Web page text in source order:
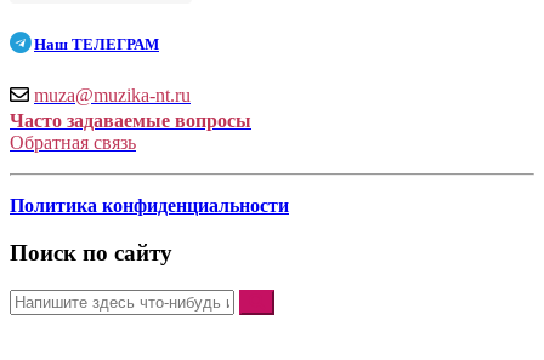
Наш ТЕЛЕГРАМ
muza@muzika-nt.ru
Часто задаваемые вопросы
Обратная связь
Политика конфиденциальности
Поиск по сайту